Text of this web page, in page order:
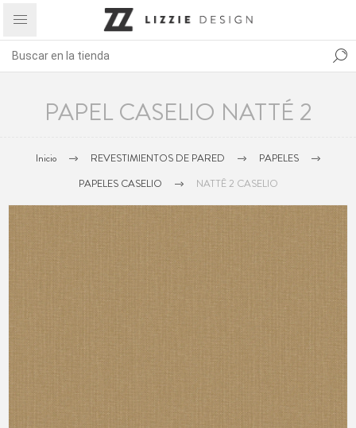
PAPEL CASELIO NATTÉ 2
Inicio REVESTIMIENTOS DE PARED
PAPELES
PAPELES CASELIO
NATTÊ 2 CASELIO